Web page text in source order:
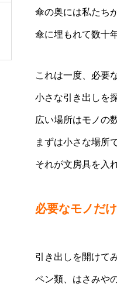
傘の奥には私たち
傘に埋もれて数十
これは一度、必要
小さな引き出しを
広い場所はモノの
まずは小さな場所
それが文房具を入
必要なモノだ
引き出しを開けて
ペン類、はさみや